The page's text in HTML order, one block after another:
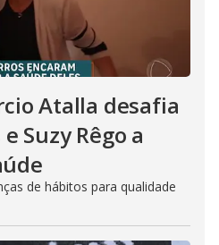
Atalla desafia
Suzy Rêgo a
de hábitos para qualidade